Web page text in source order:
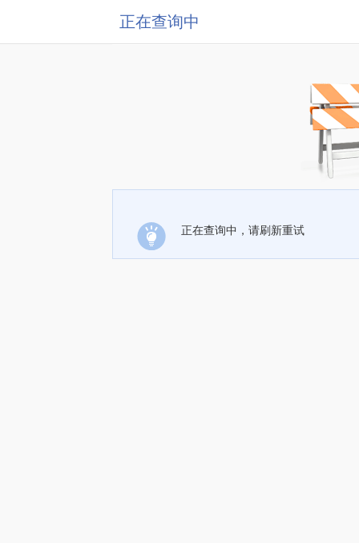
正在查询中
正在查询中，请刷新重试